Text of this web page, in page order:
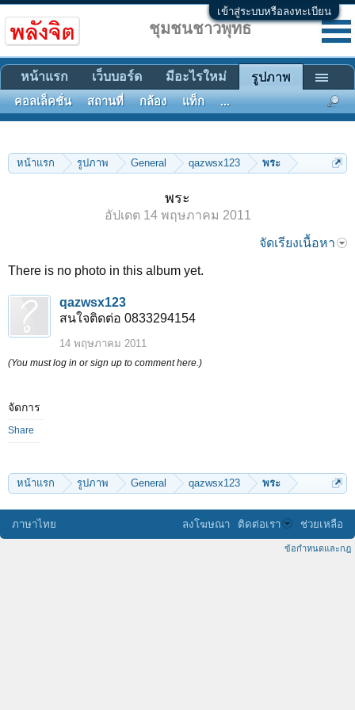
เข้าสู่ระบบหรือลงทะเบียน
หน้าแรก รูปภาพ General qazwsx123 พระ
พระ
อัปเดต 14 พฤษภาคม 2011
จัดเรียงเนื้อหา
There is no photo in this album yet.
qazwsx123
สนใจติดต่อ 0833294154
14 พฤษภาคม 2011
(You must log in or sign up to comment here.)
จัดการ
Share
หน้าแรก รูปภาพ General qazwsx123 พระ
ชุมชนชาวพุทธ
หน้าแรก เว็บบอร์ด มีอะไรใหม่ รูปภาพ
คอลเล็คชั่น สถานที่ กล้อง แท็ก ...
ภาษาไทย ลงโฆษณา ติดต่อเรา ช่วยเหลือ
ข้อกำหนดและกฎ